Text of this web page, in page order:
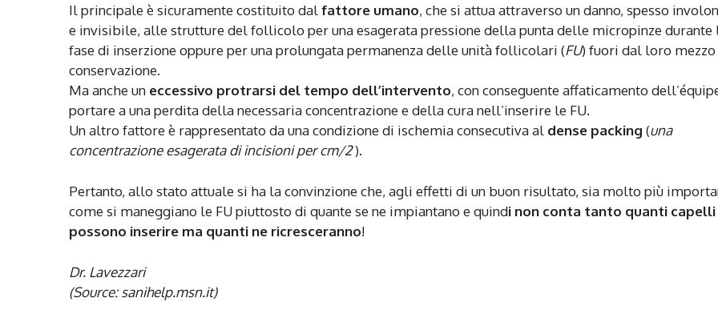
Il principale è sicuramente costituito dalfattore umano, che si attua attraverso un danno, spesso
e invisibile, alle strutture del follicolo per una esagerata pressione della punta delle micropinze durante
fase di inserzione oppure per una prolungata permanenza delle unità follicolari (FU) fuori dal loro mezzo
conservazione.
Ma anche un eccessivo protrarsi del tempo dell’intervento, con conseguente affaticamento
portare a una perdita della necessaria concentrazione e della cura nell’inserire le FU.
Un altro fattore è rappresentato da una condizione di ischemia consecutiva al dense packing (una
concentrazione esagerata di incisioni per cm/2).
Pertanto, allo stato attuale si ha la convinzione che, agli effetti di un buon risultato, sia molto più
come si maneggiano le FU piuttosto di quante se ne impiantano e quindi non conta tanto quanti capelli
possono inserire ma quanti ne ricresceranno!
Dr. Lavezzari
(Source: sanihelp.msn.it)